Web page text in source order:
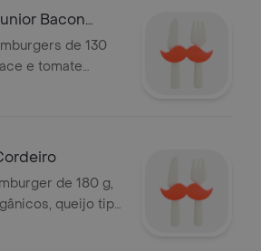
Bacon
de 130
e tomate
cheddar e
de 180 g,
queijo tipo
e